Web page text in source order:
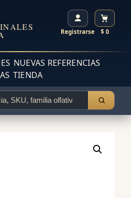
Registrarse $ 0
NUEVAS REFERENCIAS
TIENDA